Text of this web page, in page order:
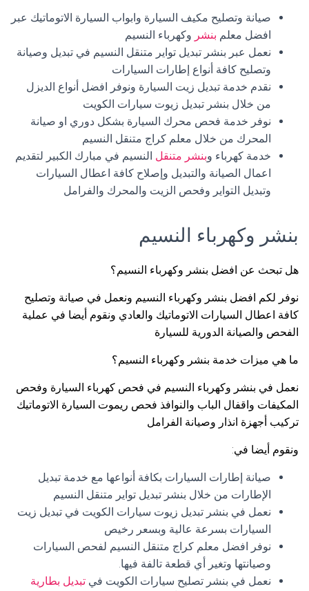
صيانة وتصليح مكيف السيارة وابواب السيارة الاتوماتيك عبر
افضل معلم بنشر وكهرباء النسيم
نعمل عبر بنشر تبديل تواير متنقل النسيم في تبديل وصيانة
وتصليح كافة أنواع إطارات السيارات
نقدم خدمة تبديل زيت السيارة ونوفر افضل أنواع الديزل
من خلال بنشر تبديل زيوت سيارات الكويت
نوفر خدمة فحص محرك السيارة بشكل دوري او صيانة
المحرك من خلال معلم كراج متنقل النسيم
خدمة كهرباء وبنشر متنقل النسيم في مبارك الكبير لتقديم
اعمال الصيانة والتبديل وإصلاح كافة اعطال السيارات
وتبديل التواير وفحص الزيت والمحرك والفرامل
بنشر وكهرباء النسيم
هل تبحث عن افضل بنشر وكهرباء النسيم؟
نوفر لكم افضل بنشر وكهرباء النسيم ونعمل في صيانة وتصليح
كافة اعطال السيارات الاتوماتيك والعادي ونقوم أيضا في عملية
الفحص والصيانة الدورية للسيارة
ما هي ميزات خدمة بنشر وكهرباء النسيم؟
نعمل في بنشر وكهرباء النسيم في فحص كهرباء السيارة وفحص
المكيفات واقفال الباب والنوافذ فحص ريموت السيارة الاتوماتيك
تركيب أجهزة انذار وصيانة الفرامل
ونقوم أيضا في:
صيانة إطارات السيارات بكافة أنواعها مع خدمة تبديل
الإطارات من خلال بنشر تبديل تواير متنقل النسيم
نعمل في بنشر تبديل زيوت سيارات الكويت في تبديل زيت
السيارات بسرعة عالية وبسعر رخيص
نوفر افضل معلم كراج متنقل النسيم لفحص السيارات
وصيانتها وتغير أي قطعة تالفة فيها.
نعمل في بنشر تصليح سيارات الكويت في تبديل بطارية